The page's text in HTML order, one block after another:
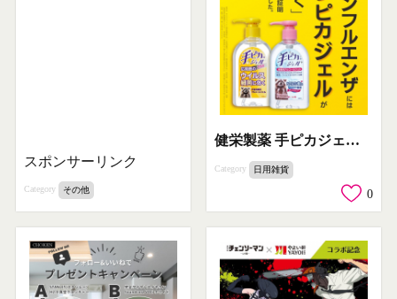
スポンサーリンク
Category その他
健栄製薬 手ピカジェル インフルエンザ効能証明バナー
Category 日用雑貨
0